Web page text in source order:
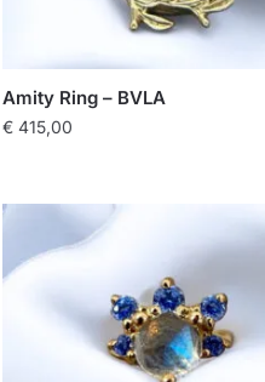
Amity Ring – BVLA
€415,00